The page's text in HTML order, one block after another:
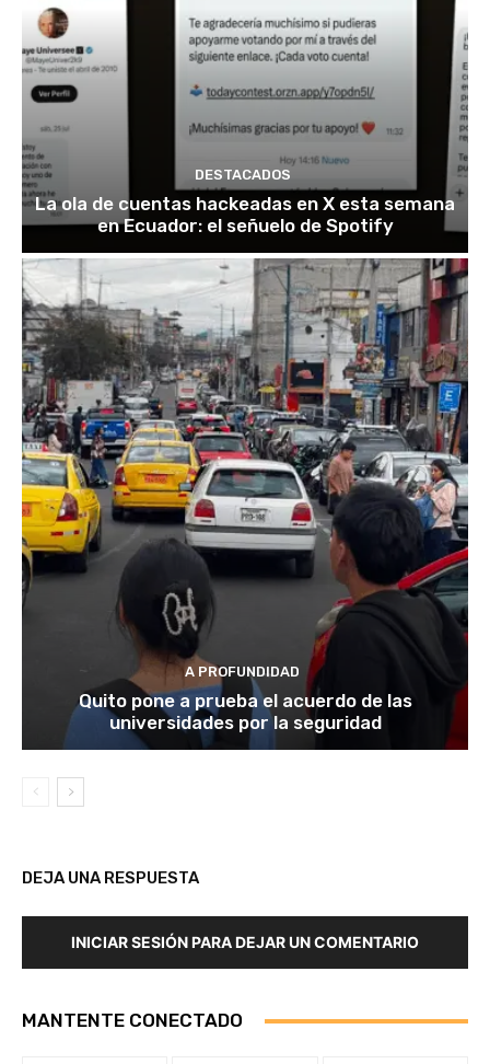
DESTACADOS
La ola de cuentas hackeadas en X esta semana
en Ecuador: el señuelo de Spotify
A PROFUNDIDAD
Quito pone a prueba el acuerdo de las
universidades por la seguridad
DEJA UNA RESPUESTA
INICIAR SESIÓN PARA DEJAR UN COMENTARIO
MANTENTE CONECTADO